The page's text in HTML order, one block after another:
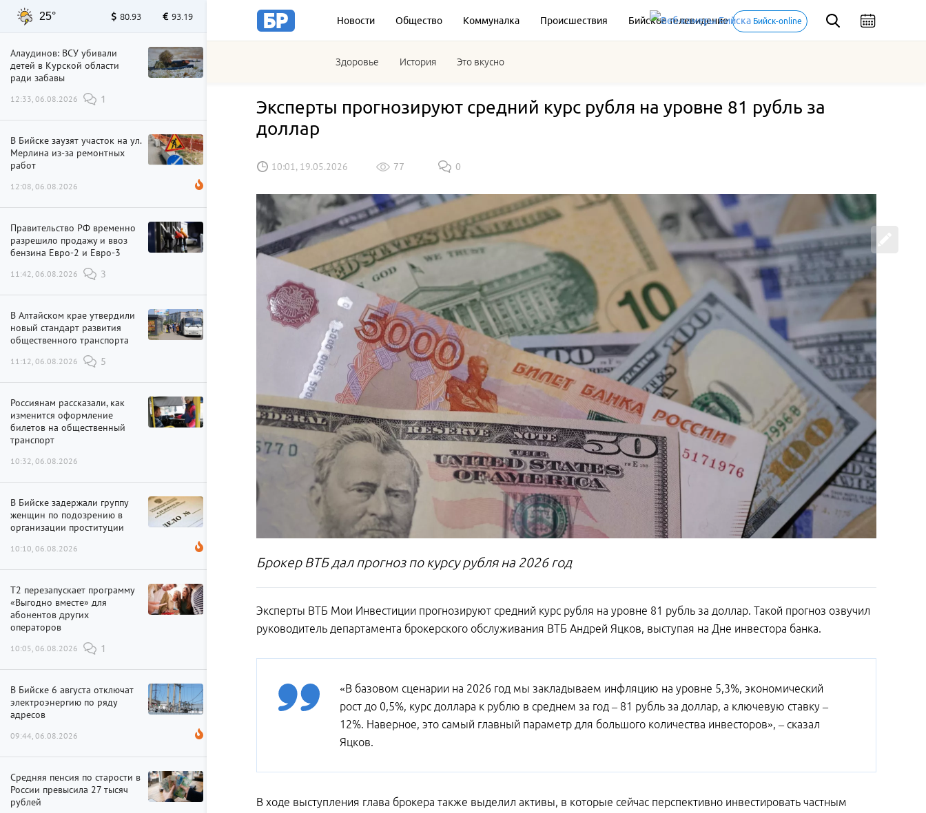
Новости Общество Коммуналка Происшествия Бийское телевидение Бийск-online
Здоровье История Это вкусно
25° 80.93 93.19
Алаудинов: ВСУ убивали
детей в Курской области
ради забавы
12:33, 06.08.2026 1
В Бийске заузят участок на ул.
Мерлина из-за ремонтных
работ
12:08, 06.08.2026
Правительство РФ временно
разрешило продажу и ввоз
бензина Евро-2 и Евро-3
11:42, 06.08.2026 3
В Алтайском крае утвердили
новый стандарт развития
общественного транспорта
11:12, 06.08.2026 5
Россиянам рассказали, как
изменится оформление
билетов на общественный
транспорт
10:32, 06.08.2026
В Бийске задержали группу
женщин по подозрению в
организации проституции
10:10, 06.08.2026
Т2 перезапускает программу
«Выгодно вместе» для
абонентов других
операторов
10:05, 06.08.2026 1
В Бийске 6 августа отключат
электроэнергию по ряду
адресов
09:44, 06.08.2026
Средняя пенсия по старости в
России превысила 27 тысяч
рублей
Эксперты прогнозируют средний курс рубля на уровне 81 рубль за
доллар
10:01, 19.05.2026 77 0
Брокер ВТБ дал прогноз по курсу рубля на 2026 год
Эксперты ВТБ Мои Инвестиции прогнозируют средний курс рубля на уровне 81 рубль за доллар. Такой прогноз озвучил
руководитель департамента брокерского обслуживания ВТБ Андрей Яцков, выступая на Дне инвестора банка.
«В базовом сценарии на 2026 год мы закладываем инфляцию на уровне 5,3%, экономический
рост до 0,5%, курс доллара к рублю в среднем за год – 81 рубль за доллар, а ключевую ставку –
12%. Наверное, это самый главный параметр для большого количества инвесторов», – сказал
Яцков.
В ходе выступления глава брокера также выделил активы, в которые сейчас перспективно инвестировать частным